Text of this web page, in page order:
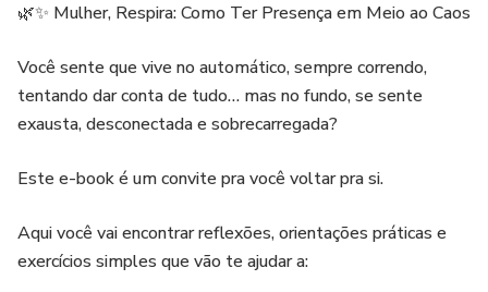
🌿✨ Mulher, Respira: Como Ter Presença em Meio ao Caos
Você sente que vive no automático, sempre correndo,
tentando dar conta de tudo… mas no fundo, se sente
exausta, desconectada e sobrecarregada?
Este e-book é um convite pra você voltar pra si.
Aqui você vai encontrar reflexões, orientações práticas e
exercícios simples que vão te ajudar a: